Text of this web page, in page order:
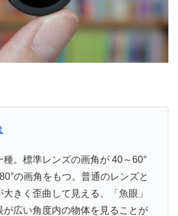
。標準レンズの画角が 40～60°
の画角をもつ。普通のレンズと
きく歪曲して見える。「魚眼」
が広い角度内の物体を見ることが